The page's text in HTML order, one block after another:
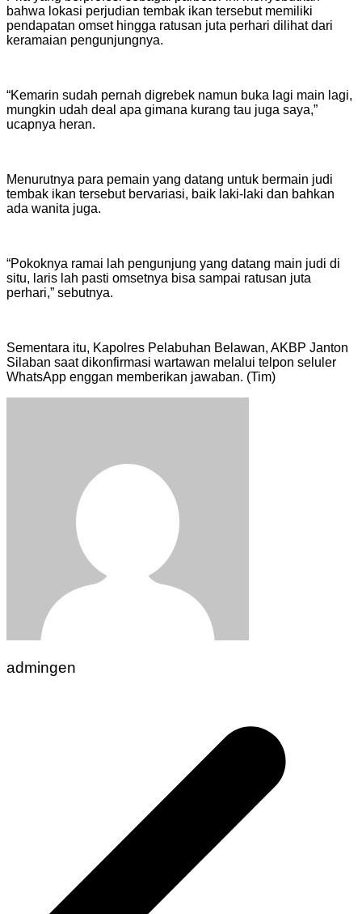
bahwa lokasi perjudian tembak ikan tersebut memiliki
pendapatan omset hingga ratusan juta perhari dilihat dari
keramaian pengunjungnya.
“Kemarin sudah pernah digrebek namun buka lagi main lagi,
mungkin udah deal apa gimana kurang tau juga saya,”
ucapnya heran.
Menurutnya para pemain yang datang untuk bermain judi
tembak ikan tersebut bervariasi, baik laki-laki dan bahkan
ada wanita juga.
“Pokoknya ramai lah pengunjung yang datang main judi di
situ, laris lah pasti omsetnya bisa sampai ratusan juta
perhari,” sebutnya.
Sementara itu, Kapolres Pelabuhan Belawan, AKBP Janton
Silaban saat dikonfirmasi wartawan melalui telpon seluler
WhatsApp enggan memberikan jawaban. (Tim)
admingen